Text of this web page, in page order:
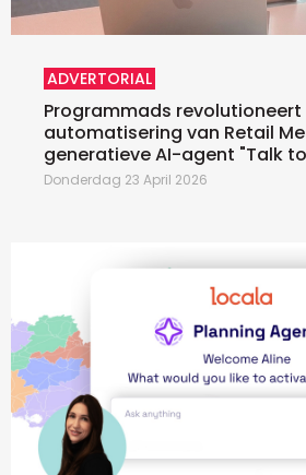
ADVERTORIAL
Programmads revolutioneert
automatisering van Retail
generatieve AI-agent "Talk
Donderdag 23 April 2026